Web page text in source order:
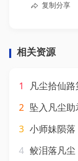
复制分享
相关资源
1
凡尘拾仙
2 坠入凡尘
3 小师妹陨落，我
4 鲛泪落凡